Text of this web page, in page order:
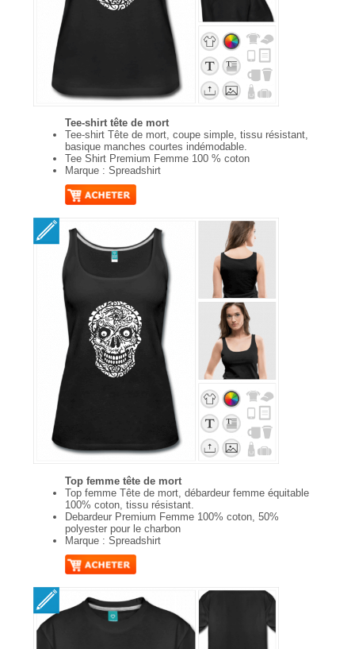
Tee-shirt tête de mort
Tee-shirt Tête de mort, coupe simple, tissu résistant,
basique manches courtes indémodable.
Tee Shirt Premium Femme 100 % coton
Marque : Spreadshirt
Top femme tête de mort
Top femme Tête de mort, débardeur femme équitable
100% coton, tissu résistant.
Debardeur Premium Femme 100% coton, 50%
polyester pour le charbon
Marque : Spreadshirt